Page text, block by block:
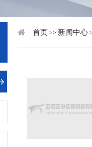
首页 >> 新闻中心